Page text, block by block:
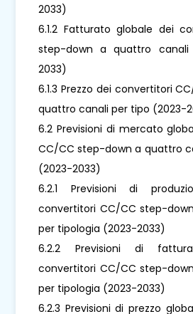
2033)
6.1.2 Fatturato globale dei
step-down a quattro
2033)
6.1.3 Prezzo dei convertitori
quattro canali per tipo (2023-
6.2 Previsioni di mercato
CC/CC step-down a quattro
(2023-2033)
6.2.1 Previsioni di
convertitori CC/CC step-
per tipologia (2023-2033)
6.2.2 Previsioni di
convertitori CC/CC step-
per tipologia (2023-2033)
6.2.3 Previsioni di prezzo